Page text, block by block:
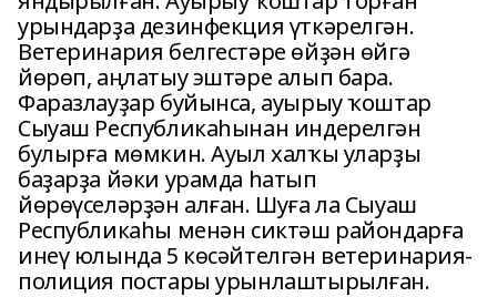
урындарҙа дезинфекция үткәрелгән.
Ветеринария белгестәре өйҙән өйгә
йөрөп, аңлатыу эштәре алып бара.
Фаразлауҙар буйынса, ауырыу ҡоштар
Сыуаш Республикаһынан индерелгән
булырға мөмкин. Ауыл халҡы уларҙы
баҙарҙа йәки урамда һатып
йөрөүселәрҙән алған. Шуға ла Сыуаш
Республикаһы менән сиктәш райондарға
инеү юлында 5 көсәйтелгән ветеринария-
полиция постары урынлаштырылған.